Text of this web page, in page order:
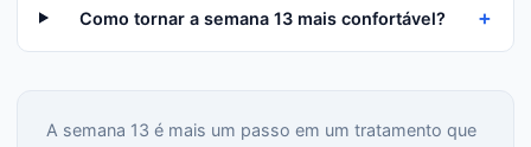
Como tornar a semana 13 mais confortável? +
A semana 13 é mais um passo em um tratamento que